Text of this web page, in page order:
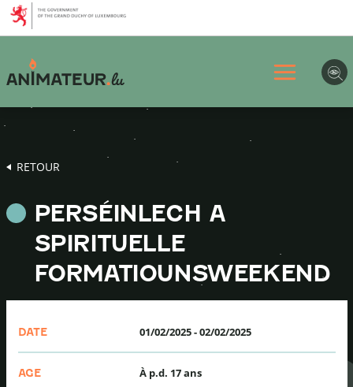
Aller
au
menu
principal
Aller
au
contenu
Aller
au
pied
page
RETOUR
PERSÉINLECH A
SPIRITUELLE
FORMATIOUNSWEEKEND
DATE 01/02/2025-02/02/2025
AGE À p.d. 17 ans